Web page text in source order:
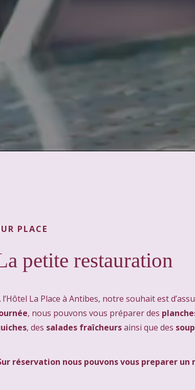
PLACE
petite restauration
l’Hôtel La Place à Antibes, notre souhait est
, nous pouvons vous préparer des
, des salades fraîcheursainsi que des
réservation nous pouvons vous preparer